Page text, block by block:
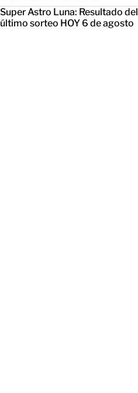
Super Astro Luna: Resultado del
último sorteo HOY 6 de agosto